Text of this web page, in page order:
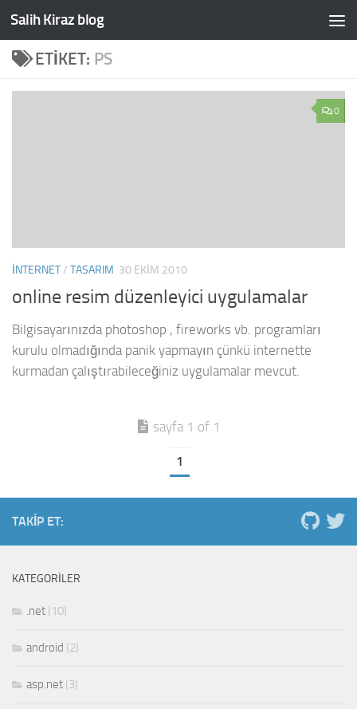
Skip to content
Salih Kiraz blog
ETIKET: PS
0
INTERNET/ TASARIM 30 EKIM 2010
online resim düzenleyici uygulamalar
Bilgisayarınızda photoshop , fireworks vb. programları
kurulu olmadığında panik yapmayın çünkü internette
kurmadan çalıştırabileceğiniz uygulamalar mevcut.
sayfa 1 of 1
1
TAKIP ET:
KATEGORILER
.net (10)
android (2)
asp.net (3)